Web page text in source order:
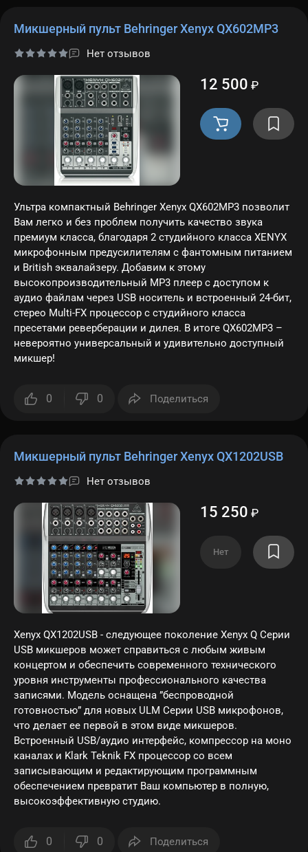
Микшерный пульт Behringer Xenyx QX602MP3
Нет отзывов
12 500 ₽
Ультра компактный Behringer Xenyx QX602MP3 позволит
Вам легко и без проблем получить качество звука
премиум класса, благодаря 2 студийного класса XENYX
микрофонным предусилителям с фантомным питанием
и British эквалайзеру. Добавим к этому
высокопроизводительный МР3 плеер с доступом к
аудио файлам через USB носитель и встроенный 24-бит,
стерео Multi-FX процессор с студийного класса
пресетами реверберации и дилея. В итоге QX602MP3 –
невероятно универсальный и удивительно доступный
микшер!
0 0 Поделиться
Микшерный пульт Behringer Xenyx QX1202USB
Нет отзывов
15 250 ₽
Нет
Xenyx QX1202USB - следующее поколение Xenyx Q Серии
USB микшеров может справиться с любым живым
концертом и обеспечить современного технического
уровня инструменты профессионального качества
записями. Модель оснащена ”беспроводной
готовностью” для новых ULM Серии USB микрофонов,
что делает ее первой в этом виде микшеров.
Встроенный USB/аудио интерфейс, компрессор на моно
каналах и Klark Teknik FX процессор со всем
записывающим и редактирующим программным
обеспечением превратит Ваш компьютер в полную,
высокоэффективную студию.
0 0 Поделиться